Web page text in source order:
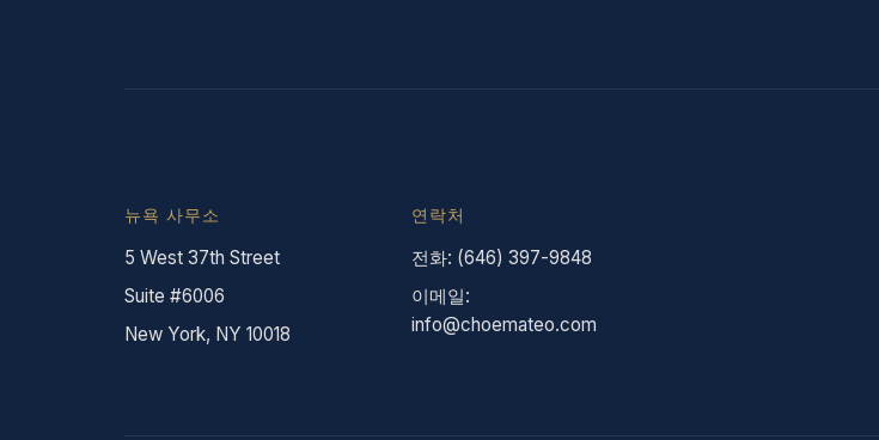
뉴욕 사무소
5 West 37th Street
Suite #6006
New York, NY 10018
연락처
전화: (646) 397-9848
이메일:
info@choemateo.com